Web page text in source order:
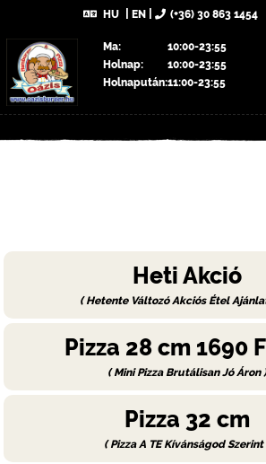
HU EN (+36) 30 863 1454
Ma:
10:00-23:55
Holnap:
10:00-23:55
Holnapután:11:00-23:55
Heti Akció
( Hetente Változó Akciós Étel
Pizza 28 cm 1690
( Mini Pizza Brutálisan Jó Áron )
Pizza 32 cm
( Pizza A TE Kívánságod Szerint